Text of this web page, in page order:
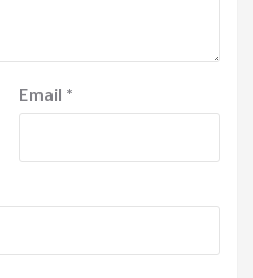
Email *